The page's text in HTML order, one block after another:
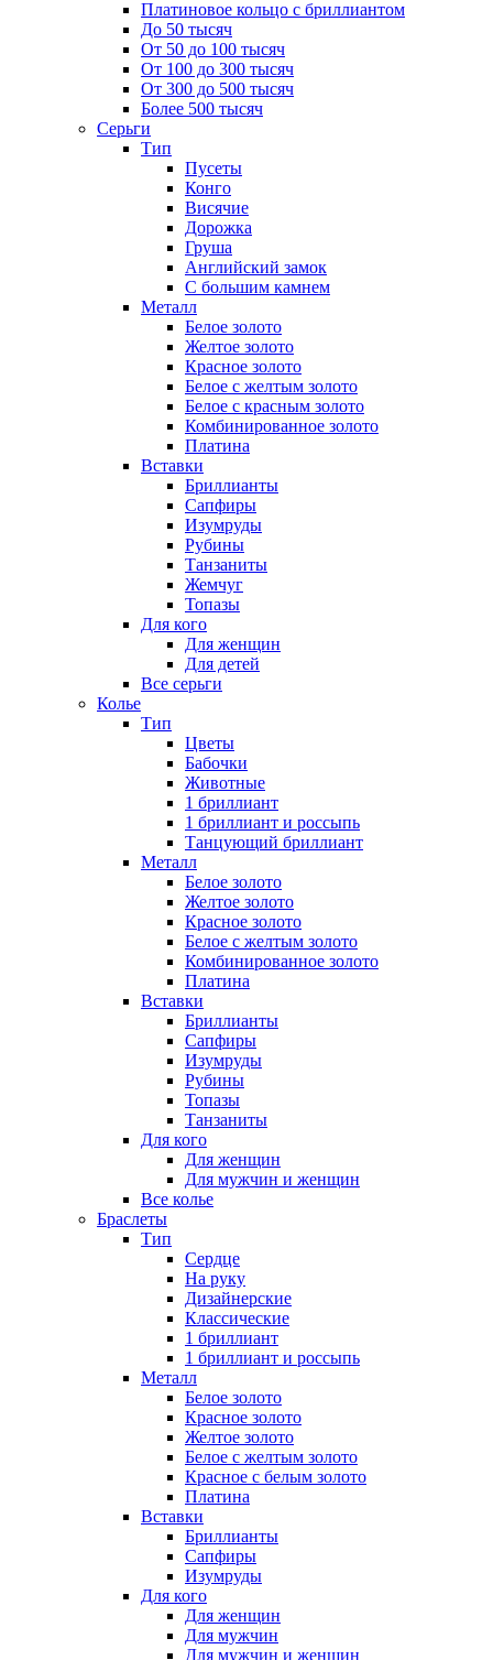
Платиновое кольцо с бриллиантом
До 50 тысяч
От 50 до 100 тысяч
От 100 до 300 тысяч
От 300 до 500 тысяч
Более 500 тысяч
Серьги
Тип
Пусеты
Конго
Висячие
Дорожка
Груша
Английский замок
С большим камнем
Металл
Белое золото
Желтое золото
Красное золото
Белое с желтым золото
Белое с красным золото
Комбинированное золото
Платина
Вставки
Бриллианты
Сапфиры
Изумруды
Рубины
Танзаниты
Жемчуг
Топазы
Для кого
Для женщин
Для детей
Все серьги
Колье
Тип
Цветы
Бабочки
Животные
1 бриллиант
1 бриллиант и россыпь
Танцующий бриллиант
Металл
Белое золото
Желтое золото
Красное золото
Белое с желтым золото
Комбинированное золото
Платина
Вставки
Бриллианты
Сапфиры
Изумруды
Рубины
Топазы
Танзаниты
Для кого
Для женщин
Для мужчин и женщин
Все колье
Браслеты
Тип
Сердце
На руку
Дизайнерские
Классические
1 бриллиант
1 бриллиант и россыпь
Металл
Белое золото
Красное золото
Желтое золото
Белое с желтым золото
Красное с белым золото
Платина
Вставки
Бриллианты
Сапфиры
Изумруды
Для кого
Для женщин
Для мужчин
Для мужчин и женщин